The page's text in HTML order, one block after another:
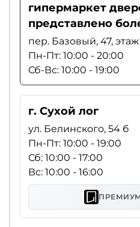
гипермаркет
представлено
пер. Базовый, 47, этаж
Пн-Пт: 10:00 - 20:00
Сб-Вс: 10:00 - 19:00
г. Сухой лог
ул. Белинского, 54 б
Пн-Пт: 10:00 - 19:00
Сб: 10:00 - 17:00
Вс: 10:00 - 16:00